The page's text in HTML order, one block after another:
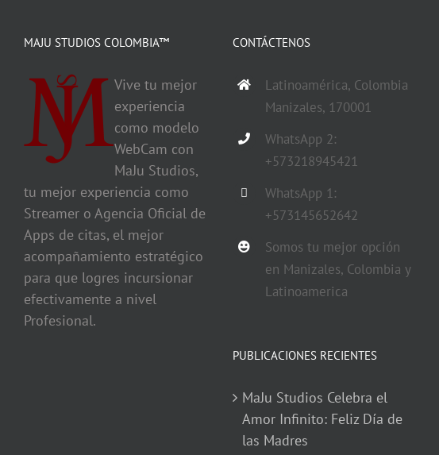
MAJU STUDIOS COLOMBIA™
Vive tu mejor
experiencia
como modelo
WebCam con
MaJu Studios,
tu mejor experiencia como
Streamer o Agencia Oficial de
Apps de citas, el mejor
acompañamiento estratégico
para que logres incursionar
efectivamente a nivel
Profesional.
CONTÁCTENOS
Latinoamérica, Colombia
Manizales, 170001
WhatsApp 2:
+573218945421
WhatsApp 1:
+573145652642
Somos tu mejor opción
en Manizales, Colombia y
Latinoamerica
PUBLICACIONES RECIENTES
MaJu Studios Celebra el
Amor Infinito: Feliz Día de
las Madres